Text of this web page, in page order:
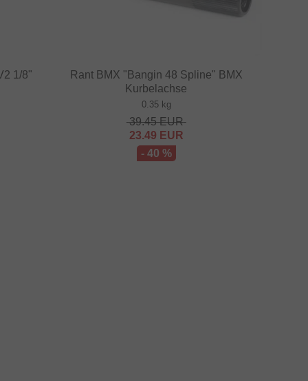
1/8"
Rant BMX "Bangin 48 Spline" BMX
Kurbelachse
0.35 kg
39.45EUR
23.49 EUR
- 40 %